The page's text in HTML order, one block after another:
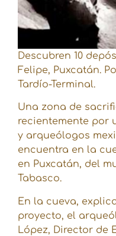
Descubren 10
Felipe, Puxcatán.
Tardío-Terminal.
Una zona de
recientemente por
y arqueólogos
encuentra en la
en Puxcatán, del
Tabasco.
En la cueva,
proyecto, el
López, Director de